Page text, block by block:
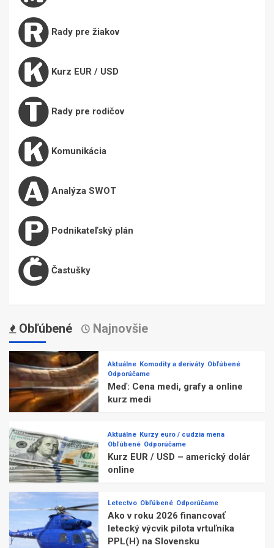
Rady pre žiakov
Kurz EUR / USD
Rady pre rodičov
Komunikácia
Analýza SWOT
Podnikateľský plán
Častušky
Obľúbené Najnovšie
Aktuálne Komodity a deriváty Obľúbené
Odporúčame
Meď: Cena medi, grafy a online
kurz medi
Aktuálne Kurzy euro / cudzia mena
Obľúbené Odporúčame
Kurz EUR / USD – americký dolár
online
Letectvo Obľúbené Odporúčame
Ako v roku 2026 financovať
letecký výcvik pilota vrtuľníka
PPL(H) na Slovensku